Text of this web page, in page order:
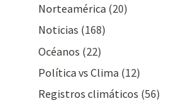
Norteamérica (20)
Noticias (168)
Océanos (22)
Polí­tica vs Clima (12)
Registros climáticos (56)